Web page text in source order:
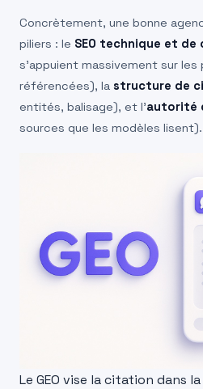
Concrètement, une bonne
piliers : le SEO technique et de
s’appuient massivement sur les
référencées), la structure de
entités, balisage), et l’autorité
sources que les modèles lisent).
Le GEO vise la citation dans